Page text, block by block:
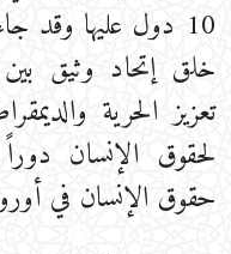
10 دول عليها
خلق إتحاد وثيق
تعزيز الحرية
لحقوق الإنسان
حقوق الإنسان في